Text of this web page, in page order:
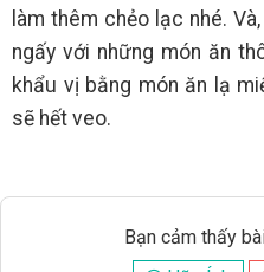
làm thêm chẻo lạc nhé.
ngấy với những món ăn
khẩu vị bằng món ăn lạ
sẽ hết veo.
Bạn cảm thấy